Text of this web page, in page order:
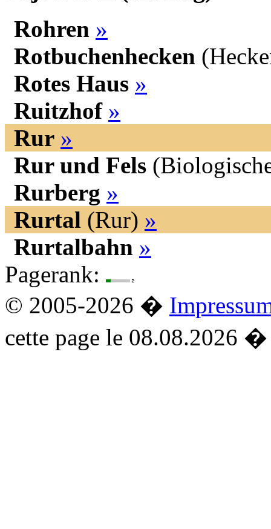
Rohren »
Rotbuchenhecken
Rotes Haus »
Ruitzhof »
Rur »
Rur und Fels
Rurberg »
Rurtal (Rur) »
Rurtalbahn »
Pagerank:
© 2005-2026 �
cette page le 08.08.2026